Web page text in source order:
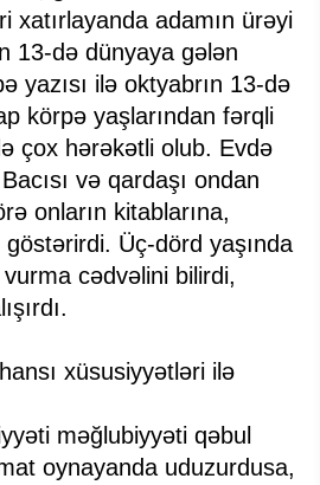
xatırlayanda adamın ürəyi
13-də dünyaya gələn
yazısı ilə oktyabrın 13-də
körpə yaşlarından fərqli
çox hərəkətli olub. Evdə
və qardaşı ondan
onların kitablarına,
Üç-dörd yaşında
cədvəlini bilirdi,
xüsusiyyətləri ilə
məğlubiyyəti qəbul
oynayanda uduzurdusa,